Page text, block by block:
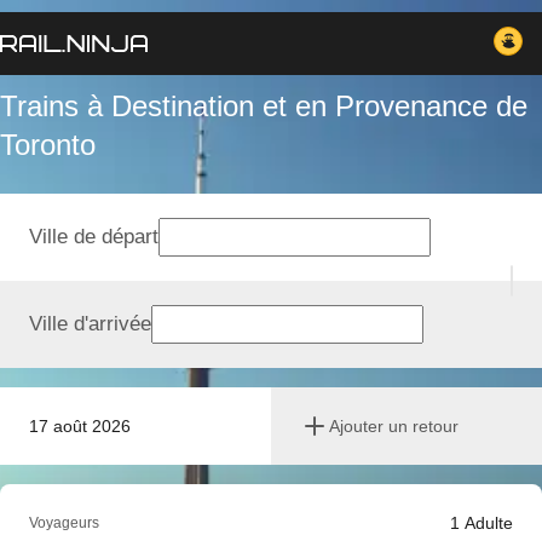
Trains à Destination et en Provenance de
Toronto
17 août 2026 Ajouter un retour
Ville de départ
Ville d'arrivée
Voyageurs 1 Adulte